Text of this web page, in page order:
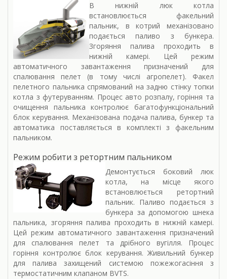
В нижній люк котла
встановлюється факельний
пальник, в котрий механізовано
подається паливо з бункера.
Згоряння палива проходить в
нижній камері. Цей режим
автоматичного завантаження призначений для
спалювання пелет (в тому числі агропелет). Факел
пелетного пальника спрямований на задню стінку топки
котла з футеруванням. Процес авто розпалу, горіння та
очищення пальника контролює багатофункціональний
блок керування. Механізована подача палива, бункер та
автоматика поставляється в комплекті з факельним
пальником.
Режим робити з ретортним пальником
Демонтується боковий люк
котла, на місце якого
встановлюється ретортний
пальник. Паливо подається з
бункера за допомогою шнека
пальника, згоряння палива проходить в нижній камері.
Цей режим автоматичного завантаження призначений
для спалювання пелет та дрібного вугілля. Процес
горіння контролює блок керування. Живильний бункер
для палива захищений системою пожежогасіння з
термостатичним клапаном BVTS.